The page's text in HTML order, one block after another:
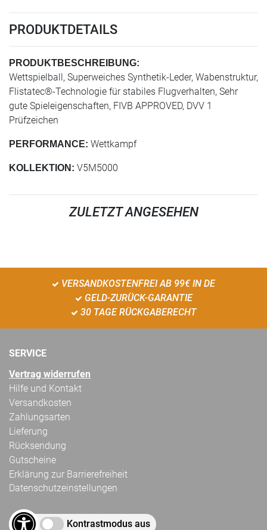
PRODUKTDETAILS
PRODUKTBESCHREIBUNG:
Wettspielball, Superweiches Synthetik-Leder, Wabenstruktur,
Flistatec®-Technologie für stabiles Flugverhalten, Sehr
gute Spieleigenschaften, FIVB APPROVED, DVV 1
Prüfzeichen
PERFORMANCE: Wettkampf
KOLLEKTION: V5M5000
ZULETZT ANGESEHEN
VERSANDKOSTENFREI AB 99€ IN DE
GELD-ZURÜCK-GARANTIE
30 TAGE RÜCKGABERECHT
SERVICE
Vertrag widerrufen
Hilfe und Kontakt
Versandkosten
Zahlungsarten
Lieferung
Rücksendung
Gutscheine
Erklärung zur Barrierefreiheit
Datenschutzeinstellungen
Kontrastmodus aus